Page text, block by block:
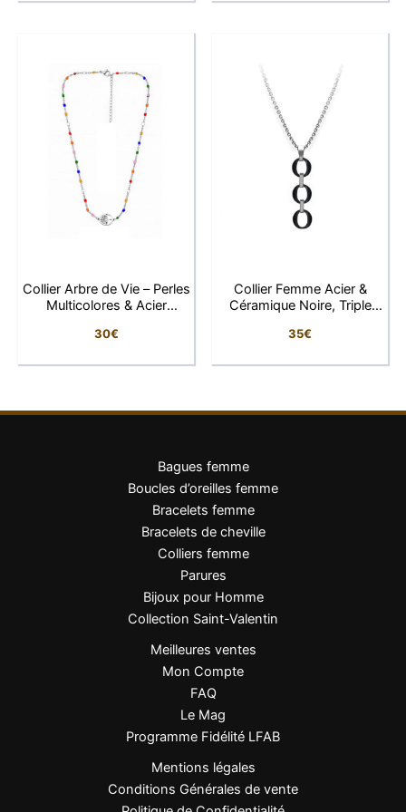
Chez LFAB, nous sélectionnons des bijoux qui
racontent une histoire. Ce collier aux perles roses
incarne la douceur, la résilience et la beauté intérieure –
tout ce qui fait votre singularité.
Collier Arbre de Vie – Perles
Multicolores & Acier
30€
Collier Femme Acier &
Céramique Noire, Triple
35€
Bagues femme
Boucles d’oreilles femme
Bracelets femme
Bracelets de cheville
Colliers femme
Parures
Bijoux pour Homme
Collection Saint-Valentin
Meilleures ventes
Mon Compte
FAQ
Le Mag
Programme Fidélité LFAB
Mentions légales
Conditions Générales de vente